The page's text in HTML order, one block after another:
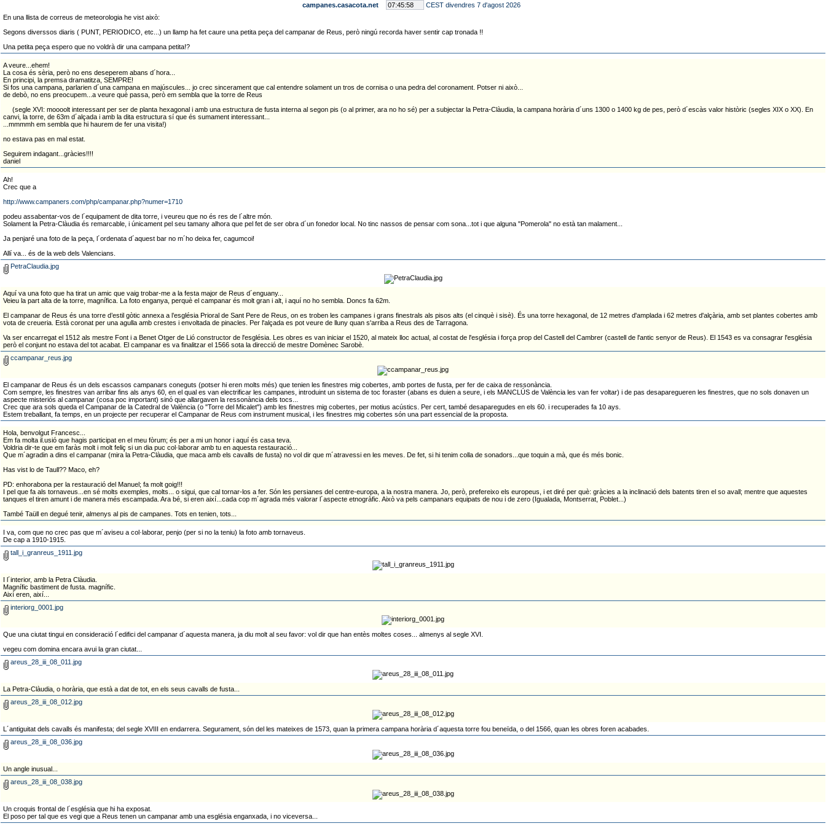
campanes.casacota.net
CEST divendres 7 d'agost 2026
En una llista de correus de meteorologia he vist això:
Segons diverssos diaris ( PUNT, PERIODICO, etc...) un llamp ha fet caure una petita peça del campanar de Reus, però ningú recorda haver sentir cap tronada !!
Una petita peça espero que no voldrà dir una campana petita!?
A veure...ehem!
La cosa és sèria, però no ens deseperem abans d´hora...
En principi, la premsa dramatitza, SEMPRE!
Si fos una campana, parlarien d´una campana en majúscules... jo crec sincerament que cal entendre solament un tros de cornisa o una pedra del coronament. Potser ni això...
de debò, no ens preocupem...a veure què passa, però em sembla que la torre de Reus
(segle XVI: moooolt interessant per ser de planta hexagonal i amb una estructura de fusta interna al segon pis (o al primer, ara no ho sé) per a subjectar la Petra-Clàudia, la campana horària d´uns 1300 o 1400 kg de pes, però d´escàs valor històric (segles XIX o XX). En
canvi, la torre, de 63m d´alçada i amb la dita estructura sí que és sumament interessant...
...mmmmh em sembla que hi haurem de fer una visita!)
no estava pas en mal estat.
Seguirem indagant...gràcies!!!!
daniel
Ah!
Crec que a
http://www.campaners.com/php/campanar.php?numer=1710
podeu assabentar-vos de l´equipament de dita torre, i veureu que no és res de l´altre món.
Solament la Petra-Clàudia és remarcable, i únicament pel seu tamany alhora que pel fet de ser obra d´un fonedor local. No tinc nassos de pensar com sona...tot i que alguna "Pomerola" no està tan malament...
Ja penjaré una foto de la peça, l´ordenata d´aquest bar no m´ho deixa fer, cagumcoi!
Allí va... és de la web dels Valencians.
PetraClaudia.jpg
Aquí va una foto que ha tirat un amic que vaig trobar-me a la festa major de Reus d´enguany...
Veieu la part alta de la torre, magnífica. La foto enganya, perquè el campanar és molt gran i alt, i aquí no ho sembla. Doncs fa 62m.
El campanar de Reus és una torre d’estil gòtic annexa a l’església Prioral de Sant Pere de Reus, on es troben les campanes i grans finestrals als pisos alts (el cinquè i sisè). És una torre hexagonal, de 12 metres d'amplada i 62 metres d'alçària, amb set plantes cobertes amb
vota de creueria. Està coronat per una agulla amb crestes i envoltada de pinacles. Per l'alçada es pot veure de lluny quan s'arriba a Reus des de Tarragona.
Va ser encarregat el 1512 als mestre Font i a Benet Otger de Lió constructor de l'església. Les obres es van iniciar el 1520, al mateix lloc actual, al costat de l'església i força prop del Castell del Cambrer (castell de l'antic senyor de Reus). El 1543 es va consagrar l'església
però el conjunt no estava del tot acabat. El campanar es va finalitzar el 1566 sota la direcció de mestre Domènec Sarobè.
ccampanar_reus.jpg
El campanar de Reus és un dels escassos campanars coneguts (potser hi eren molts més) que tenien les finestres mig cobertes, amb portes de fusta, per fer de caixa de ressonància.
Com sempre, les finestres van arribar fins als anys 60, en el qual es van electrificar les campanes, introduint un sistema de toc foraster (abans es duien a seure, i els MANCLÚS de València les van fer voltar) i de pas desaparegueren les finestres, que no sols donaven un
aspecte misteriós al campanar (cosa poc important) sinó que allargaven la ressonància dels tocs...
Crec que ara sols queda el Campanar de la Catedral de València (o "Torre del Micalet") amb les finestres mig cobertes, per motius acústics. Per cert, també desaparegudes en els 60. i recuperades fa 10 ays.
Estem treballant, fa temps, en un projecte per recuperar el Campanar de Reus com instrument musical, i les finestres mig cobertes són una part essencial de la proposta.
Hola, benvolgut Francesc...
Em fa molta il.usió que hagis participat en el meu fòrum; és per a mi un honor i aquí és casa teva.
Voldria dir-te que em faràs molt i molt feliç si un dia puc col·laborar amb tu en aquesta restauració...
Que m´agradin a dins el campanar (mira la Petra-Clàudia, que maca amb els cavalls de fusta) no vol dir que m´atravessi en les meves. De fet, si hi tenim colla de sonadors...que toquin a mà, que és més bonic.
Has vist lo de Taull?? Maco, eh?
PD: enhorabona per la restauració del Manuel; fa molt goig!!!
I pel que fa als tornaveus...en sé molts exemples, molts... o sigui, que cal tornar-los a fer. Són les persianes del centre-europa, a la nostra manera. Jo, però, prefereixo els europeus, i et diré per què: gràcies a la inclinació dels batents tiren el so avall; mentre que aquestes
tanques el tiren amunt i de manera més escampada. Ara bé, si eren així...cada cop m´agrada més valorar l´aspecte etnogràfic. Això va pels campanars equipats de nou i de zero (Igualada, Montserrat, Poblet...)
També Taüll en degué tenir, almenys al pis de campanes. Tots en tenien, tots...
I va, com que no crec pas que m´aviseu a col·laborar, penjo (per si no la teniu) la foto amb tornaveus.
De cap a 1910-1915.
tall_i_granreus_1911.jpg
I l´interior, amb la Petra Clàudia.
Magnífic bastiment de fusta. magnífic.
Així eren, així...
interiorg_0001.jpg
Que una ciutat tingui en consideració l´edifici del campanar d´aquesta manera, ja diu molt al seu favor: vol dir que han entès moltes coses... almenys al segle XVI.
vegeu com domina encara avui la gran ciutat...
areus_28_iii_08_011.jpg
La Petra-Clàudia, o horària, que està a dat de tot, en els seus cavalls de fusta...
areus_28_iii_08_012.jpg
L´antiguitat dels cavalls és manifesta; del segle XVIII en endarrera. Segurament, són del les mateixes de 1573, quan la primera campana horària d´aquesta torre fou beneïda, o del 1566, quan les obres foren acabades.
areus_28_iii_08_036.jpg
Un angle inusual...
areus_28_iii_08_038.jpg
Un croquis frontal de l´església que hi ha exposat.
El poso per tal que es vegi que a Reus tenen un campanar amb una església enganxada, i no viceversa...